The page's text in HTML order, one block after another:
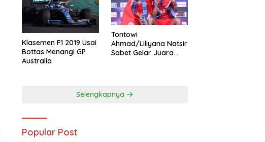
Klasemen F1 2019 Usai
Bottas Menangi GP
Australia
Tontowi
Ahmad/Liliyana Natsir
Sabet Gelar Juara
Selengkapnya
Popular Post